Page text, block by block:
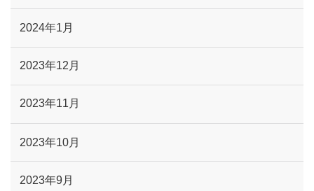
2024年1月
2023年12月
2023年11月
2023年10月
2023年9月